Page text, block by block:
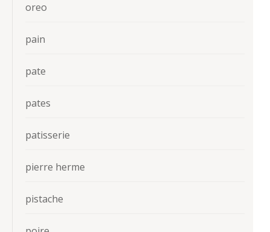
oreo
pain
pate
pates
patisserie
pierre herme
pistache